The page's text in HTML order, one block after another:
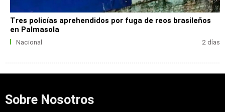
Tres policías aprehendidos por fuga de reos brasileños
en Palmasola
Nacional 2 días
Sobre Nosotros